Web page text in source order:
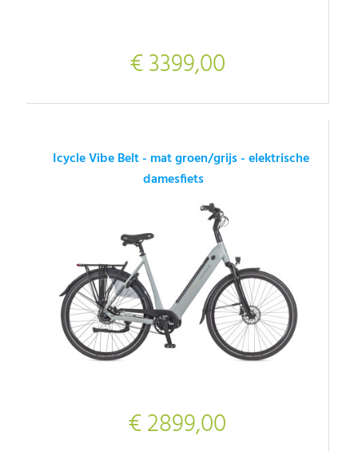
€ 3399,00
Icycle Vibe Belt - mat groen/grijs - elektrische
damesfiets
€ 2899,00